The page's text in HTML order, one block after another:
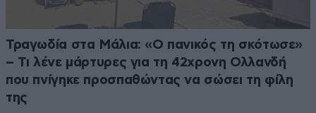
Τραγωδία στα Μάλια: «Ο πανικός τη σκότωσε»
– Τι λένε μάρτυρες για τη 42χρονη Ολλανδή
που πνίγηκε προσπαθώντας να σώσει τη φίλη
της